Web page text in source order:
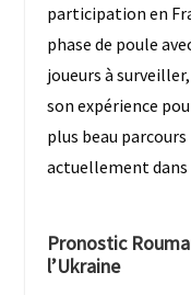
participation en
phase de poule
joueurs à
son expérience
plus beau
actuellement dans
Pronostic
l’Ukraine